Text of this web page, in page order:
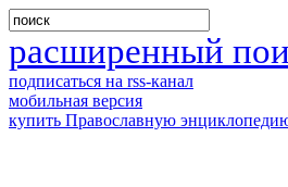
расширенный
подписаться на rss-канал
мобильная версия
купить Православную